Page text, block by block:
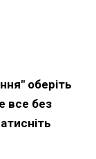
оберіть
все без